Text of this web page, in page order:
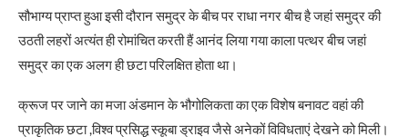
सौभाग्य प्राप्त हुआ इसी दौरान समुद्र के बीच पर राधा नगर बीच है जहां समुद्र की
उठती लहरों अत्यंत ही रोमांचित करती हैं आनंद लिया गया काला पत्थर बीच जहां
समुद्र का एक अलग ही छटा परिलक्षित होता था।
क्रूज पर जाने का मजा अंडमान के भौगोलिकता का एक विशेष बनावट वहां की
प्राकृतिक छटा ,विश्व प्रसिद्ध स्कूबा ड्राइव जैसे अनेकों विविधताएं देखने को मिली।